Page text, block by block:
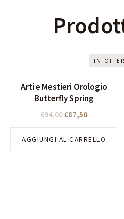
IN
Arti e Mestieri Orologio
Butterfly Spring
€94,00€87,50
AGGIUNGI AL CARRELLO